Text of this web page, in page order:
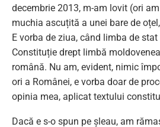
decembrie 2013, m-am lovit (ori
muchia ascuțită a unei bare de
E vorba de ziua, când limba de
Constituție drept limbă
română. Nu am, evident, nimic
ori a Românei, e vorba doar de
opinia mea, aplicat textului
Dacă e s-o spun pe șleau, am